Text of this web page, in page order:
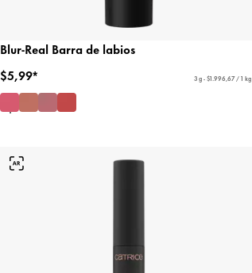
Blur-Real Barra de labios
$5,99*
3 g - $1.996,67 / 1 kg